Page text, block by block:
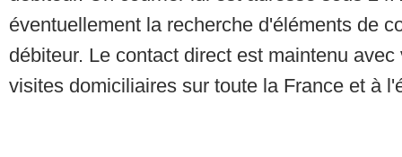
éventuellement la recherche d'éléments de
débiteur. Le contact direct est maintenu
visites domiciliaires sur toute la France et à